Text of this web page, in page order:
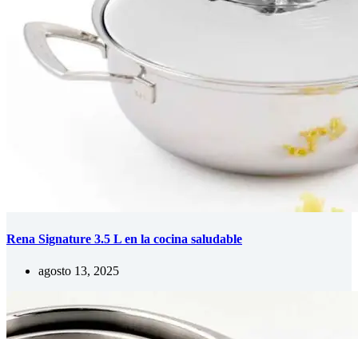
Rena Signature 3.5 L en la cocina saludable
agosto 13, 2025